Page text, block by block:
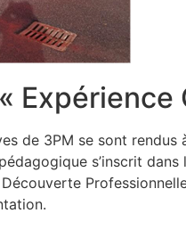
de 3PM se sont
s’inscrit